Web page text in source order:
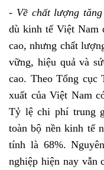
- Về chất lượng
dù kinh tế Việt Nam
cao, nhưng chất
vững, hiệu quả và
cao. Theo Tổng cục
xuất của Việt Nam
Tỷ lệ chi phí trung
toàn bộ nền kinh tế
tính là 68%.
nghiệp hiện nay vẫn